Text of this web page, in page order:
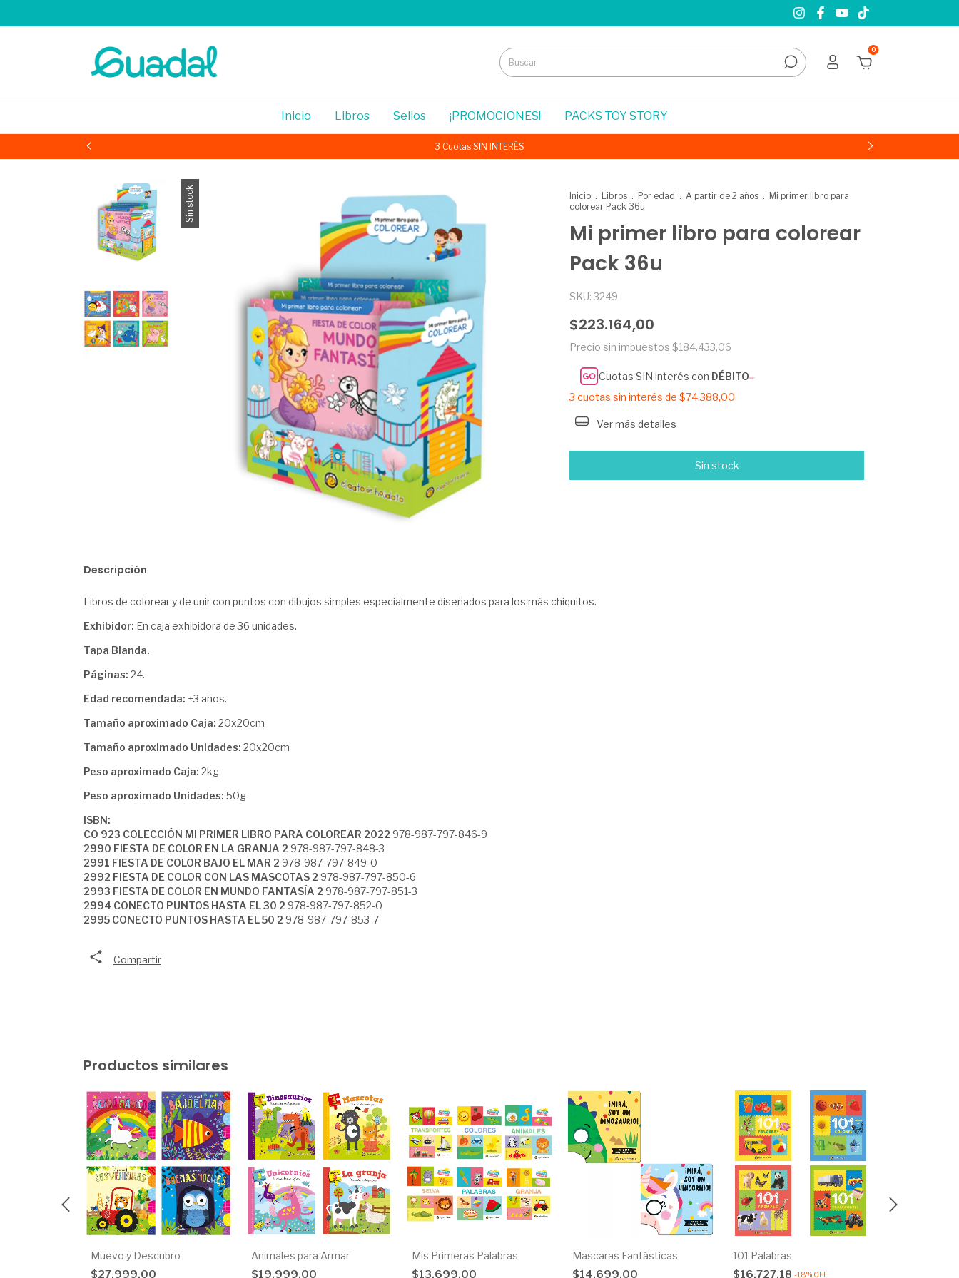
0
Inicio Libros Sellos ¡PROMOCIONES! PACKS TOY STORY
3 Cuotas SIN INTERÉS
Sin stock Inicio . Libros . Por edad . A partir de 2 años . Mi primer libro para
colorear Pack 36u
Mi primer libro para colorear
Pack 36u
SKU: 3249
$223.164,00
Precio sin impuestos $184.433,06
Cuotas SIN interés con DÉBITO
3 cuotas sin interés de $74.388,00
Ver más detalles
Descripción
Libros de colorear y de unir con puntos con dibujos simples especialmente diseñados para los más chiquitos.
Exhibidor: En caja exhibidora de 36 unidades.
Tapa Blanda.
Páginas: 24.
Edad recomendada: +3 años.
Tamaño aproximado Caja: 20x20cm
Tamaño aproximado Unidades: 20x20cm
Peso aproximado Caja: 2kg
Peso aproximado Unidades: 50g
ISBN:
CO 923 COLECCIÓN MI PRIMER LIBRO PARA COLOREAR 2022 978-987-797-846-9
2990 FIESTA DE COLOR EN LA GRANJA 2 978-987-797-848-3
2991 FIESTA DE COLOR BAJO EL MAR 2 978-987-797-849-0
2992 FIESTA DE COLOR CON LAS MASCOTAS 2 978-987-797-850-6
2993 FIESTA DE COLOR EN MUNDO FANTASÍA 2 978-987-797-851-3
2994 CONECTO PUNTOS HASTA EL 30 2 978-987-797-852-0
2995 CONECTO PUNTOS HASTA EL 50 2 978-987-797-853-7
Compartir
Productos similares
Muevo y Descubro
$27.999,00
Animales para Armar
$19.999,00
Mis Primeras Palabras
$13.699,00
Mascaras Fantásticas
$14.699,00
101 Palabras
$16.727,18 -18% OFF